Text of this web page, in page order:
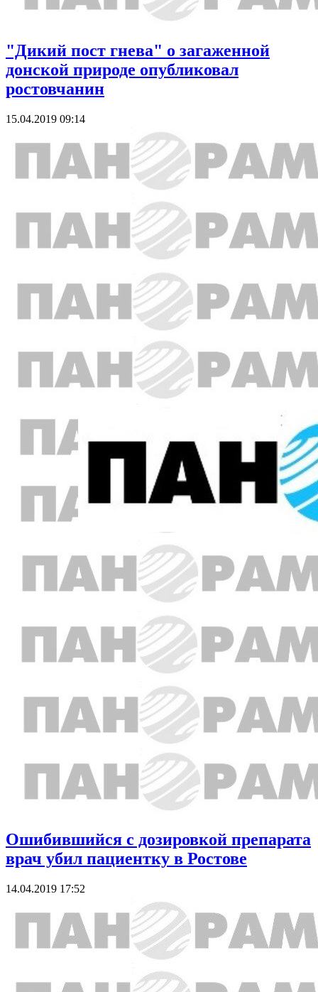
"Дикий пост гнева" о загаженной
донской природе опубликовал
ростовчанин
15.04.2019 09:14
Ошибившийся с дозировкой препарата
врач убил пациентку в Ростове
14.04.2019 17:52